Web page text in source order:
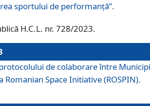
sportului de performanță”.
H.C.L. nr. 728/2023.
de colaborare între
Romanian Space Initiative (ROSPIN).